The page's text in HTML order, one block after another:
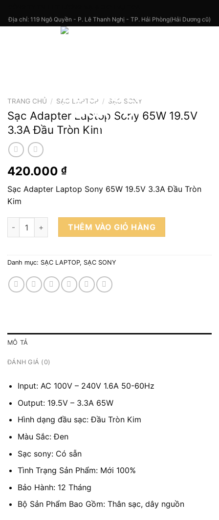
Địa chỉ: 119 Ngô Quyền - P. Lê Thanh Nghị - TP. Hải Phòng(Hải Dương cũ)
TRANG CHỦ / SẠC LAPTOP / SẠC SONY
Sạc Adapter Laptop Sony 65W 19.5V
3.3A Đầu Tròn Kim
420.000 ₫
Sạc Adapter Laptop Sony 65W 19.5V 3.3A Đầu Tròn
Kim
Sạc Adapter Laptop Sony 65W 19.5V 3.3A Đầu Tròn Kim số
THÊM VÀO GIỎ HÀNG
Danh mục: SẠC LAPTOP, SẠC SONY
MÔ TẢ
ĐÁNH GIÁ (0)
Input: AC 100V – 240V 1.6A 50-60Hz
Output: 19.5V – 3.3A 65W
Hình dạng đầu sạc: Đầu Tròn Kim
Màu Sắc: Đen
Sạc sony: Có sẵn
Tình Trạng Sản Phẩm: Mới 100%
Bảo Hành: 12 Tháng
Bộ Sản Phẩm Bao Gồm: Thân sạc, dây nguồn